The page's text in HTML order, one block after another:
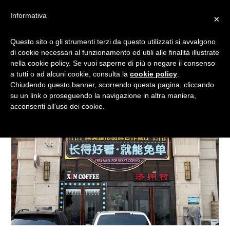
SEI BELLO? MANGI GRATIS!
×
Informativa
Questo sito o gli strumenti terzi da questo utilizzati si avvalgono
di cookie necessari al funzionamento ed utili alle finalità illustrate
nella cookie policy. Se vuoi saperne di più o negare il consenso
a tutti o ad alcuni cookie, consulta la cookie policy
Chiudendo questo banner, scorrendo questa pagina, cliccando
su un link o proseguendo la navigazione in altra maniera,
acconsenti all’uso dei cookie.